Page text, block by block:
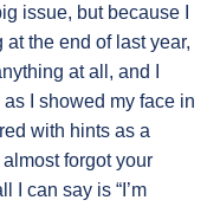
issue, but because I
the end of last year,
at all, and I
I showed my face in
with hints as a
forgot your
I can say is “I’m